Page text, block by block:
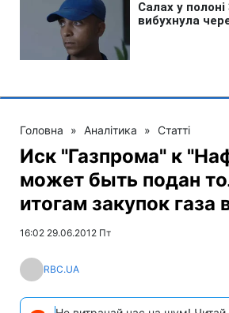
Головна » Аналітика » Статті
Иск "Газпрома" к
может быть подан
итогам закупок газа
16:02 29.06.2012 Пт
RBC.UA